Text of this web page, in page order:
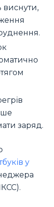
виснути,
заряд.
у